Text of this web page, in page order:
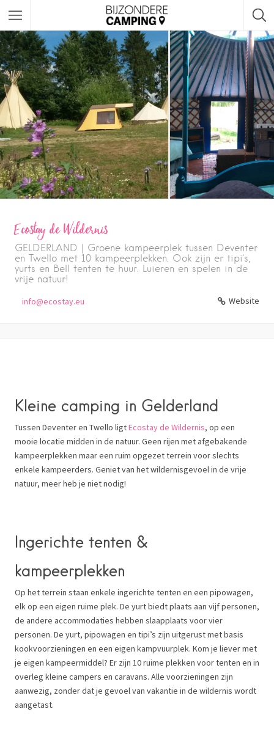
Ecostay de Wildernis
GELDERLAND | Groene kampeerplek tussen Deventer
en Twello met 10 kampeerplekken. Ook zijn er tipi's,
yurts en Bell tenten te huur. Luieren en spelen in de
vrije natuur!
info@ecostay.eu Website
Kleine camping in Gelderland
Tussen Deventer en Twello ligtEcostay de Wildernis, op een
mooie locatie midden in de natuur. Geen rijen met afgebakende
kampeerplekken maar een ruim opgezet terrein voor slechts
enkele kampeerders. Geniet van het wildernisgevoel in de vrije
natuur, meer heb je niet nodig!
Ingerichte tenten &
kampeerplekken
Op het terrein staan enkele ingerichte tenten en een pipowagen,
elk op een eigen ruime plek. De yurt biedt plaats aan vijf personen,
de andere accommodaties hebben slaapplaats voor vier
personen. De yurt, pipowagen en tipi’s zijn uitgerust met basis
kookvoorzieningen en een eigen kampvuurplek. Kom je liever met
je eigen kampeermiddel? Er zijn 10 ruime plekken voor tenten en in
overleg kleine campers en caravans. Alle voorzieningen zijn
aanwezig, zonder dat je gevoel van vakantie in de wildernis wordt
aangetast.